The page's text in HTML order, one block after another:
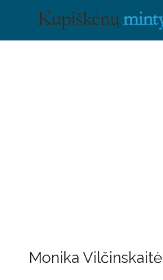
Monika Vilčinskaitė